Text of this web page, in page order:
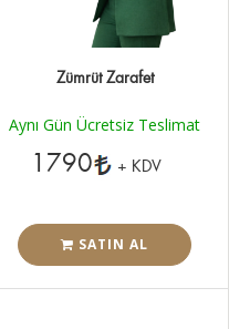
Zümrüt Zarafet
Aynı Gün Ücretsiz Teslimat
1790 + KDV
SATIN AL